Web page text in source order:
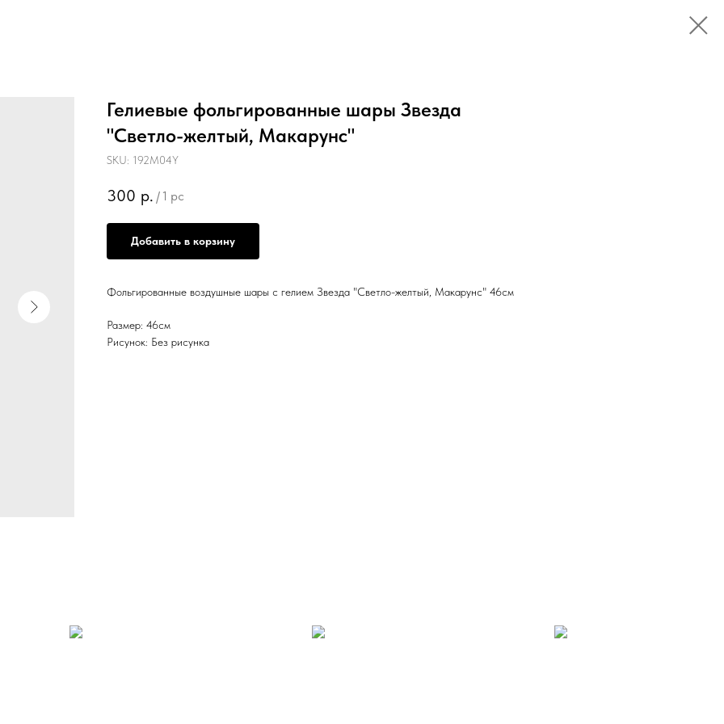
Гелиевые фольгированные шары Звезда
"Светло-желтый, Макарунс"
SKU: 192M04Y
300 р. / 1 pc
Добавить в корзину
Фольгированные воздушные шары с гелием Звезда "Светло-желтый, Макарунс" 46см
Размер: 46см
Рисунок: Без рисунка